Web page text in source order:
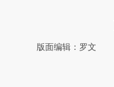
版面编辑：罗文